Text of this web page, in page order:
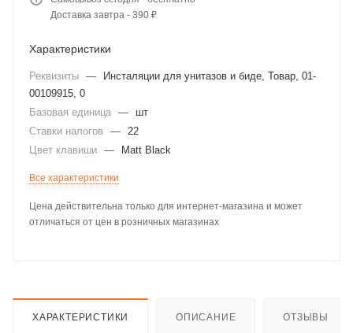
Доставка завтра - 390 ₽
Характеристики
Реквизиты —
Инсталяции для унитазов и биде, Товар, 01-
00109915, 0
Базовая единица —
шт
Ставки налогов
— 22
Цвет клавиши — Matt Black
Все характеристики
Цена действительна только для интернет-магазина и может
отличаться от цен в розничных магазинах
ХАРАКТЕРИСТИКИ ОПИСАНИЕ ОТЗЫВЫ